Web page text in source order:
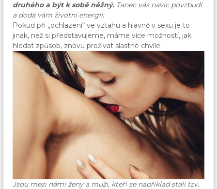
druhého a být k sobě něžný. Tanec vás navíc povzbudí
a dodá vám životní energii.
Pokud při „ochlazení“ ve vztahu a hlavně v sexu je to
jinak, než si představujeme, máme více možností, jak
hledat způsob, znovu prožívat slastné chvíle .
Jsou mezi námi ženy a muži, kteří se například stali tzv.